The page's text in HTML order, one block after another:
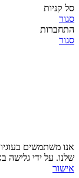
סל קניות
סגור
התחברות
סגור
אנו משתמשים
שלנו. על ידי גלישה
אישור